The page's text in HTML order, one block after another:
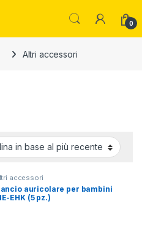
0
Altri accessori
in base al più recente
accessori
auricolare per bambini
EHK (5 pz.)